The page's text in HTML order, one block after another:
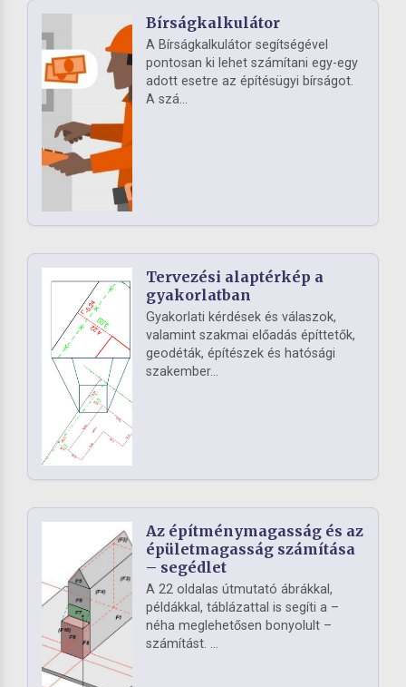
Bírságkalkulátor
A Bírságkalkulátor segítségével
pontosan ki lehet számítani egy-egy
adott esetre az építésügyi bírságot.
A szá...
Tervezési alaptérkép a
gyakorlatban
Gyakorlati kérdések és válaszok,
valamint szakmai előadás építtetők,
geodéták, építészek és hatósági
szakember...
Az építménymagasság és az
épületmagasság számítása
– segédlet
A 22 oldalas útmutató ábrákkal,
példákkal, táblázattal is segíti a –
néha meglehetősen bonyolult –
számítást. ...